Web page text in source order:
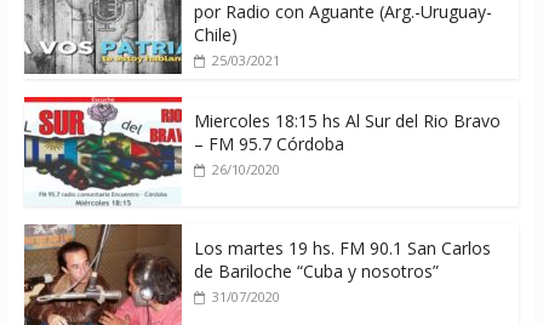
por Radio con Aguante (Arg.-Uruguay-
Chile)
25/03/2021
Miercoles 18:15 hs Al Sur del Rio Bravo
– FM 95.7 Córdoba
26/10/2020
Los martes 19 hs. FM 90.1 San Carlos
de Bariloche “Cuba y nosotros”
31/07/2020